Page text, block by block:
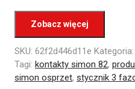
Zobacz więcej
SKU: 62f2d446d11e Kategoria:
Tagi: kontakty simon 82,
simon osprzet, stycznik 3